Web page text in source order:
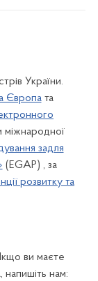
України.
Європата
задля
(EGAP) , за
розвитку та
ви маєте
напишіть нам: